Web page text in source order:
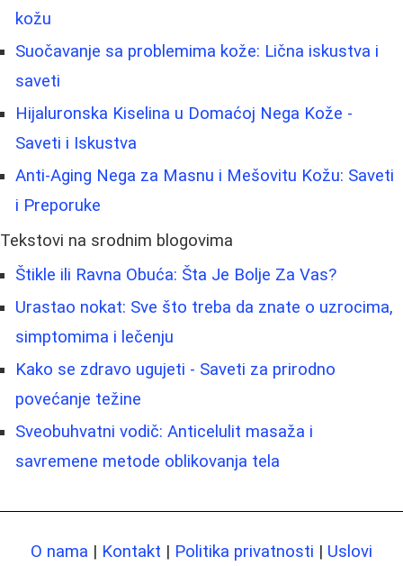
kožu
Suočavanje sa problemima kože: Lična iskustva i
saveti
Hijaluronska Kiselina u Domaćoj Nega Kože -
Saveti i Iskustva
Anti-Aging Nega za Masnu i Mešovitu Kožu: Saveti
i Preporuke
Tekstovi na srodnim blogovima
Štikle ili Ravna Obuća: Šta Je Bolje Za Vas?
Urastao nokat: Sve što treba da znate o uzrocima,
simptomima i lečenju
Kako se zdravo ugujeti - Saveti za prirodno
povećanje težine
Sveobuhvatni vodič: Anticelulit masaža i
savremene metode oblikovanja tela
O nama | Kontakt | Politika privatnosti | Uslovi